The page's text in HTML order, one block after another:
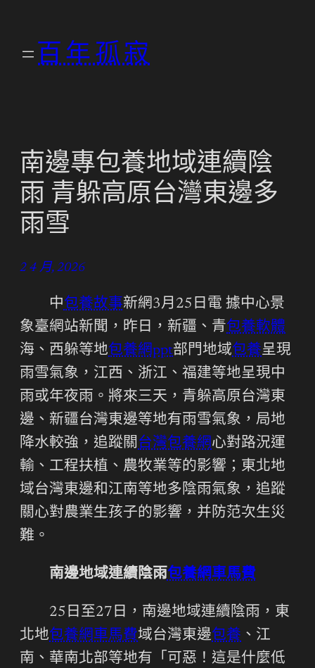
百年孤寂
南邊專包養地域連續陰
雨 青躲高原台灣東邊多
雨雪
2 4 月, 2026
中包養故事新網3月25日電 據中心景
象臺網站新聞，昨日，新疆、青包養軟體
海、西躲等地包養網ppt部門地域包養呈現
雨雪氣象，江西、浙江、福建等地呈現中
雨或年夜雨。將來三天，青躲高原台灣東
邊、新疆台灣東邊等地有雨雪氣象，局地
降水較強，追蹤關台灣包養網心對路況運
輸、工程扶植、農牧業等的影響；東北地
域台灣東邊和江南等地多陰雨氣象，追蹤
關心對農業生孩子的影響，并防范次生災
難。
南邊地域連續陰雨包養網車馬費
25日至27日，南邊地域連續陰雨，東
北地包養網車馬費域台灣東邊包養 、江
南、華南北部等地有「可惡！這是什麼低